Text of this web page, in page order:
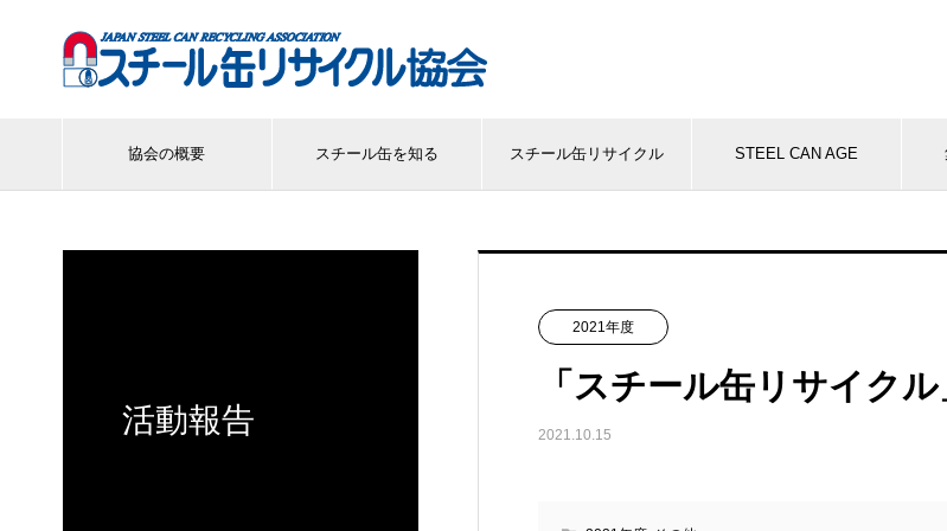
協会の概要 スチール缶を知る スチール缶リサイクル STEEL CAN AGE
活動報告
2021年度
「スチール缶リサイク
2021.10.15